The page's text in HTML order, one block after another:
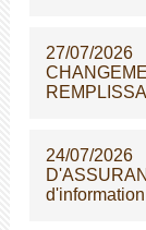
27/07/2026
24/07/2026
d'information